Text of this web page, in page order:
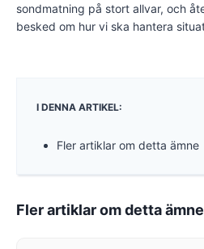
sondmatning på stort allvar, och
besked om hur vi ska hantera
I DENNA ARTIKEL:
Fler artiklar om detta ämne
Fler artiklar om detta ämne